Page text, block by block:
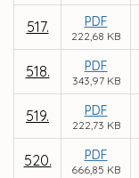
517. PDF
222,68 KB
518. PDF
343,97 KB
519. PDF
222,73 KB
520. PDF
666,85 KB